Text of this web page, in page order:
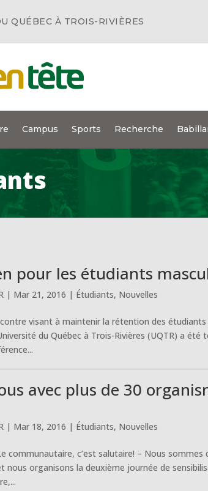
QUÉBEC À TROIS-RIVIÈRES
Campus Sports Recherche
pour les étudiants
| Mar 21, 2016 | Étudiants, Nouvelles
visant à maintenir la rétention des
du Québec à Trois-Rivières (UQTR) a
avec plus de 30
| Mar 18, 2016 | Étudiants, Nouvelles
communautaire, c’est salutaire! – Nous
nous organisons la deuxième journée de